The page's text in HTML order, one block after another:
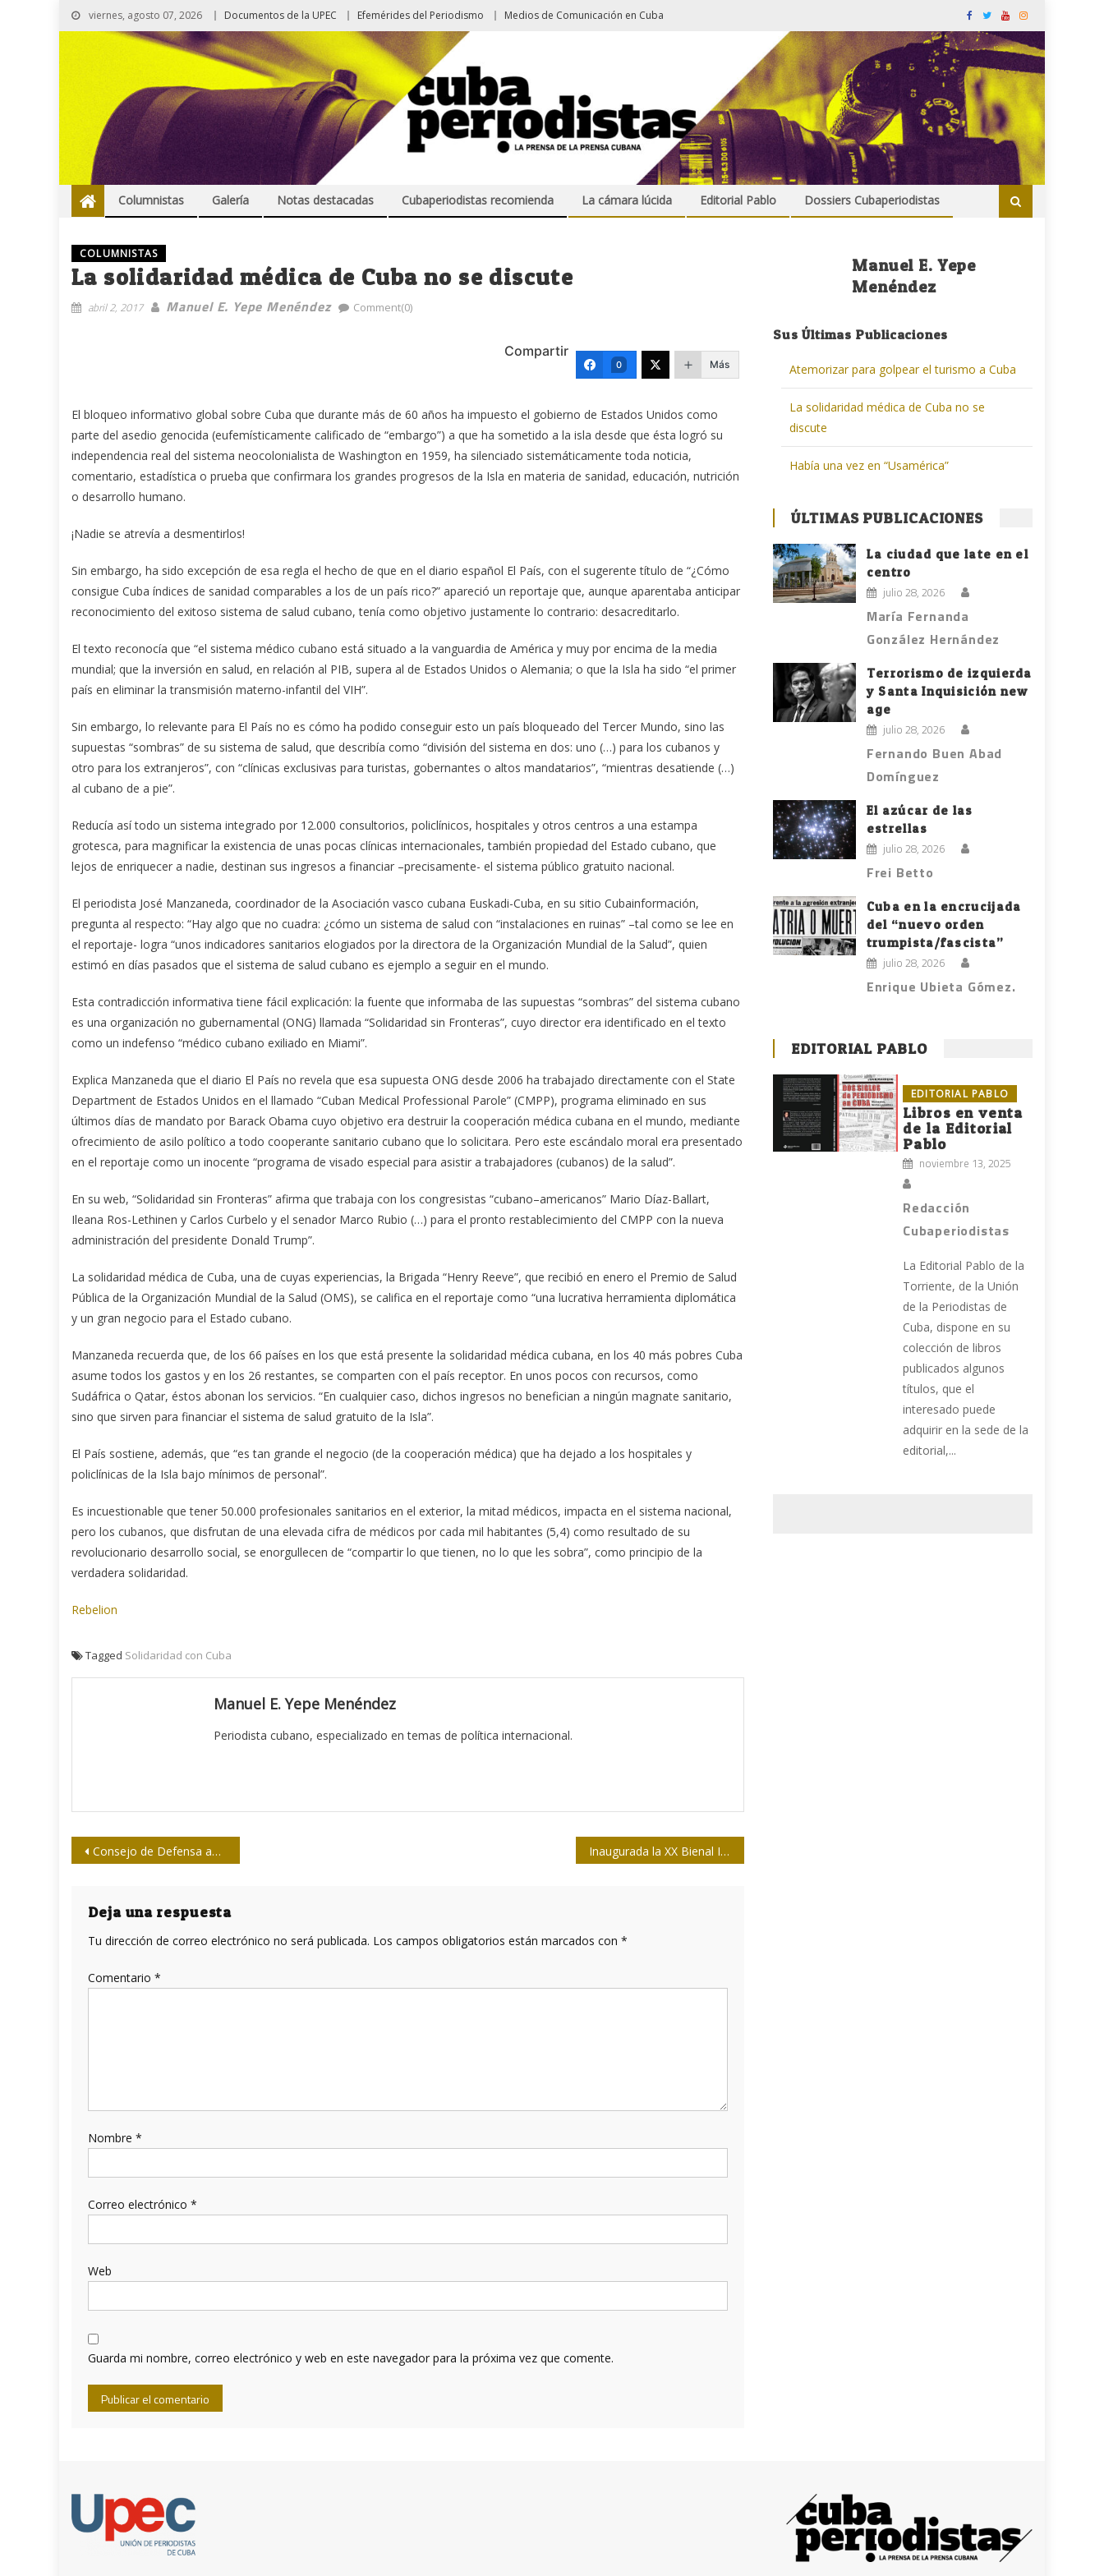
viernes, agosto 07, 2026 Documentos de la UPEC Efemérides del Periodismo Medios de Comunicación en Cuba
Columnistas Galería Notas destacadas Cubaperiodistas recomienda La cámara lúcida Editorial Pablo Dossiers Cubaperiodistas
COLUMNISTAS
La solidaridad médica de Cuba no se discute
abril 2, 2017 Manuel E. Yepe Menéndez Comment(0)
Compartir
0 Más
El bloqueo informativo global sobre Cuba que durante más de 60 años ha impuesto el gobierno de Estados Unidos como
parte del asedio genocida (eufemísticamente calificado de “embargo”) a que ha sometido a la isla desde que ésta logró su
independencia real del sistema neocolonialista de Washington en 1959, ha silenciado sistemáticamente toda noticia,
comentario, estadística o prueba que confirmara los grandes progresos de la Isla en materia de sanidad, educación, nutrición
o desarrollo humano.
¡Nadie se atrevía a desmentirlos!
Sin embargo, ha sido excepción de esa regla el hecho de que en el diario español El País, con el sugerente título de “¿Cómo
consigue Cuba índices de sanidad comparables a los de un país rico?” apareció un reportaje que, aunque aparentaba anticipar
reconocimiento del exitoso sistema de salud cubano, tenía como objetivo justamente lo contrario: desacreditarlo.
El texto reconocía que “el sistema médico cubano está situado a la vanguardia de América y muy por encima de la media
mundial; que la inversión en salud, en relación al PIB, supera al de Estados Unidos o Alemania; o que la Isla ha sido “el primer
país en eliminar la transmisión materno-infantil del VIH”.
Sin embargo, lo relevante para El País no es cómo ha podido conseguir esto un país bloqueado del Tercer Mundo, sino las
supuestas “sombras” de su sistema de salud, que describía como “división del sistema en dos: uno (…) para los cubanos y
otro para los extranjeros”, con “clínicas exclusivas para turistas, gobernantes o altos mandatarios”, “mientras desatiende (…)
al cubano de a pie”.
Reducía así todo un sistema integrado por 12.000 consultorios, policlínicos, hospitales y otros centros a una estampa
grotesca, para magnificar la existencia de unas pocas clínicas internacionales, también propiedad del Estado cubano, que
lejos de enriquecer a nadie, destinan sus ingresos a financiar –precisamente- el sistema público gratuito nacional.
El periodista José Manzaneda, coordinador de la Asociación vasco cubana Euskadi-Cuba, en su sitio Cubainformación,
pregunta al respecto: “Hay algo que no cuadra: ¿cómo un sistema de salud con “instalaciones en ruinas” –tal como se lee en
el reportaje- logra “unos indicadores sanitarios elogiados por la directora de la Organización Mundial de la Salud”, quien
estimó en días pasados que el sistema de salud cubano es ejemplo a seguir en el mundo.
Esta contradicción informativa tiene fácil explicación: la fuente que informaba de las supuestas “sombras” del sistema cubano
es una organización no gubernamental (ONG) llamada “Solidaridad sin Fronteras”, cuyo director era identificado en el texto
como un indefenso “médico cubano exiliado en Miami”.
Explica Manzaneda que el diario El País no revela que esa supuesta ONG desde 2006 ha trabajado directamente con el State
Department de Estados Unidos en el llamado “Cuban Medical Professional Parole” (CMPP), programa eliminado en sus
últimos días de mandato por Barack Obama cuyo objetivo era destruir la cooperación médica cubana en el mundo, mediante
ofrecimiento de asilo político a todo cooperante sanitario cubano que lo solicitara. Pero este escándalo moral era presentado
en el reportaje como un inocente “programa de visado especial para asistir a trabajadores (cubanos) de la salud”.
En su web, “Solidaridad sin Fronteras” afirma que trabaja con los congresistas “cubano–americanos” Mario Díaz-Ballart,
Ileana Ros-Lethinen y Carlos Curbelo y el senador Marco Rubio (…) para el pronto restablecimiento del CMPP con la nueva
administración del presidente Donald Trump”.
La solidaridad médica de Cuba, una de cuyas experiencias, la Brigada “Henry Reeve”, que recibió en enero el Premio de Salud
Pública de la Organización Mundial de la Salud (OMS), se califica en el reportaje como “una lucrativa herramienta diplomática
y un gran negocio para el Estado cubano.
Manzaneda recuerda que, de los 66 países en los que está presente la solidaridad médica cubana, en los 40 más pobres Cuba
asume todos los gastos y en los 26 restantes, se comparten con el país receptor. En unos pocos con recursos, como
Sudáfrica o Qatar, éstos abonan los servicios. “En cualquier caso, dichos ingresos no benefician a ningún magnate sanitario,
sino que sirven para financiar el sistema de salud gratuito de la Isla”.
El País sostiene, además, que “es tan grande el negocio (de la cooperación médica) que ha dejado a los hospitales y
policlínicas de la Isla bajo mínimos de personal”.
Es incuestionable que tener 50.000 profesionales sanitarios en el exterior, la mitad médicos, impacta en el sistema nacional,
pero los cubanos, que disfrutan de una elevada cifra de médicos por cada mil habitantes (5,4) como resultado de su
revolucionario desarrollo social, se enorgullecen de “compartir lo que tienen, no lo que les sobra”, como principio de la
verdadera solidaridad.
Rebelion
Tagged Solidaridad con Cuba
Manuel E. Yepe Menéndez
Periodista cubano, especializado en temas de política internacional.
Navegación
entradas
Consejo de Defensa acuerda medidas para preservar la institucionalidad en Venezuela Inaugurada la XX Bienal Internacional de Humorismo Gráfico
Deja una respuesta
Tu dirección de correo electrónico no será publicada. Los campos obligatorios están marcados con *
Comentario *
Nombre *
Correo electrónico *
Web
Guarda mi nombre, correo electrónico y web en este navegador para la próxima vez que comente.
Manuel E. Yepe
Menéndez
Sus Últimas Publicaciones
Atemorizar para golpear el turismo a Cuba
La solidaridad médica de Cuba no se
discute
Había una vez en “Usamérica”
ÚLTIMAS PUBLICACIONES
La ciudad que late en el
centro
julio 28, 2026
María Fernanda
González Hernández
Terrorismo de izquierda
y Santa Inquisición new
age
julio 28, 2026
Fernando Buen Abad
Domínguez
El azúcar de las
estrellas
julio 28, 2026
Frei Betto
Cuba en la encrucijada
del “nuevo orden
trumpista/fascista”
julio 28, 2026
Enrique Ubieta Gómez.
EDITORIAL PABLO
EDITORIAL PABLO
Libros en venta
de la Editorial
Pablo
noviembre 13, 2025
Redacción
Cubaperiodistas
La Editorial Pablo de la
Torriente, de la Unión
de la Periodistas de
Cuba, dispone en su
colección de libros
publicados algunos
títulos, que el
interesado puede
adquirir en la sede de la
editorial,...